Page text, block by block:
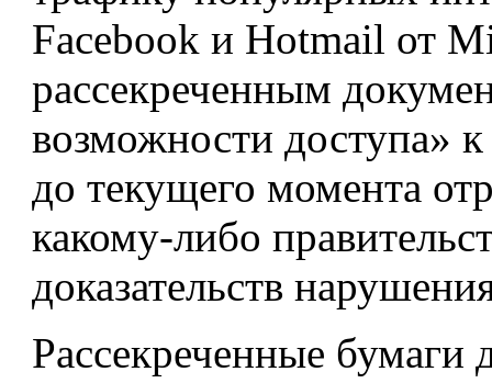
Facebook и Hotmail от
рассекреченным
возможности доступа»
до текущего момента
какому-либо
доказательств
Рассекреченные